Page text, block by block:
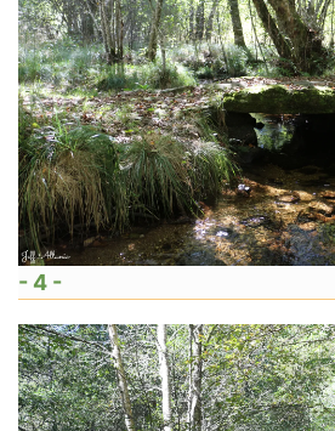
- 4 -